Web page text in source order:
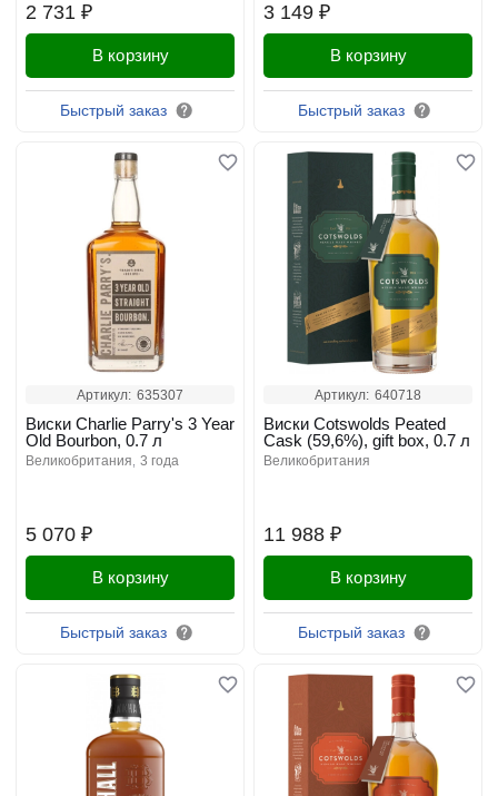
2 731 ₽
В корзину
Быстрый заказ
3 149 ₽
В корзину
Быстрый заказ
Артикул: 635307
5 070 ₽
Виски Charlie Parry's 3 Year
Old Bourbon, 0.7 л
великобритания 3 года
В корзину
Быстрый заказ
Артикул: 640718
11 988 ₽
Виски Cotswolds Peated
Cask (59,6%), gift box, 0.7 л
великобритания
В корзину
Быстрый заказ